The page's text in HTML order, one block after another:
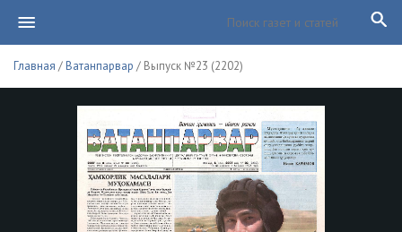
Главная /Ватанпарвар / Выпуск №23 (2202)